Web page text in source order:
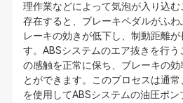
理作業などによって気泡が入り込
存在すると、ブレーキペダルがふ
レーキの効きが低下し、制動距離
す。ABSシステムのエア抜きを行
の感触を正常に保ち、ブレーキの効
とができます。このプロセスは通
を使用してABSシステムの油圧ポ